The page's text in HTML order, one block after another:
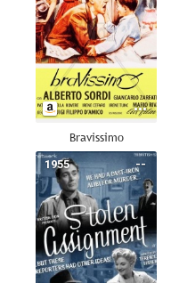
Bravissimo
--
1955